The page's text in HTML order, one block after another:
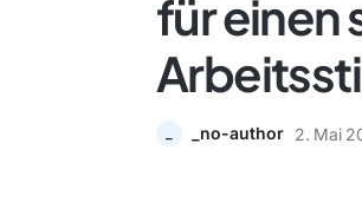
für
_no-author 2. Mai